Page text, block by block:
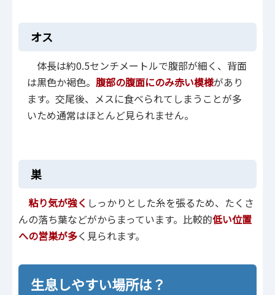
オス
体長は約0.5センチメートルで腹部が細く、背面
は黒色か褐色。 腹部の腹面にのみ赤い模様があり
ます。交尾後、メスに食べられてしまうことが多
いため通常はほとんど見られません。
巣
粘り気が強く しっかりとした糸を張るため、たくさ
んの落ち葉などがからまっています。比較的低い位置
への営巣が多く見られます。
生息しやすい場所は？